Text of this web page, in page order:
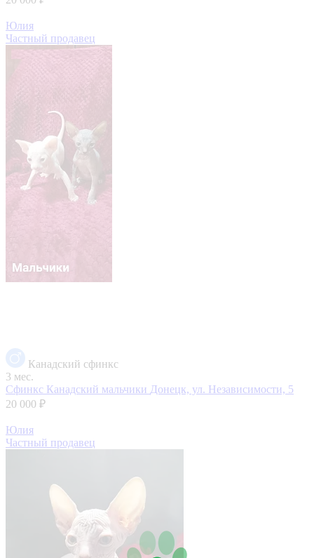
Юлия
Частный продавец
Канадский сфинкс
3 мес.
Сфинкс Канадский мальчики Донецк, ул. Независимости, 5
20 000 ₽
Юлия
Частный продавец